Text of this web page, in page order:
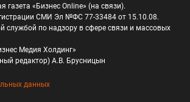
газета «Бизнес Online» (на связи).
СМИ Эл №ФС 77-33484 от 15.10.08.
службой по надзору в сфере связи и массовых
Медия Холдинг»
редактор) А.В. Брусницын
данных